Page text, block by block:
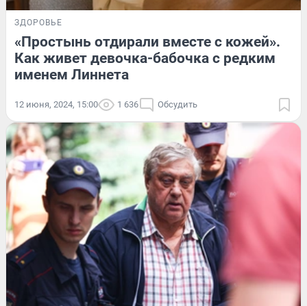
ЗДОРОВЬЕ
«Простынь отдирали вместе с кожей».
Как живет девочка-бабочка с редким
именем Линнета
12 июня, 2024, 15:00 1 636 Обсудить